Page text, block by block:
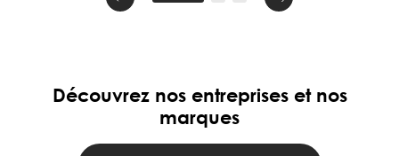
Découvrez nos entreprises et nos
marques